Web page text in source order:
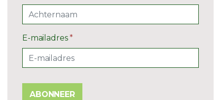
E-mailadres*
ABONNEER